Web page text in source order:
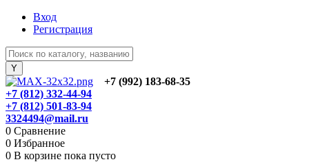
Вход
Регистрация
+7 (992) 183-68-35
+7 (812) 332-44-94
+7 (812) 501-83-94
3324494@mail.ru
0 Сравнение
0 Избранное
0 В корзине пока пусто